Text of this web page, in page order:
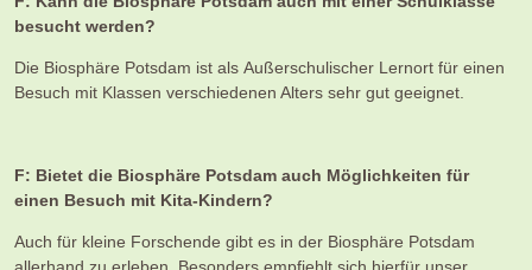
besucht werden?
Die Biosphäre Potsdam ist als Außerschulischer Lernort für einen
Besuch mit Klassen verschiedenen Alters sehr gut geeignet.
F: Bietet die Biosphäre Potsdam auch Möglichkeiten für
einen Besuch mit Kita-Kindern?
Auch für kleine Forschende gibt es in der Biosphäre Potsdam